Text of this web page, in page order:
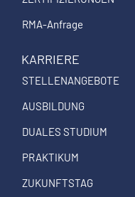
RMA-Anfrage
KARRIERE
STELLENANGEBOTE
AUSBILDUNG
DUALES STUDIUM
PRAKTIKUM
ZUKUNFTSTAG